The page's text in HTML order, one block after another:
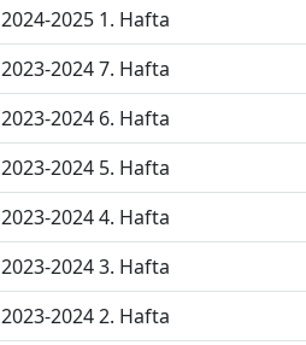
2024-2025 1. Hafta
2023-2024 7. Hafta
2023-2024 6. Hafta
2023-2024 5. Hafta
2023-2024 4. Hafta
2023-2024 3. Hafta
2023-2024 2. Hafta